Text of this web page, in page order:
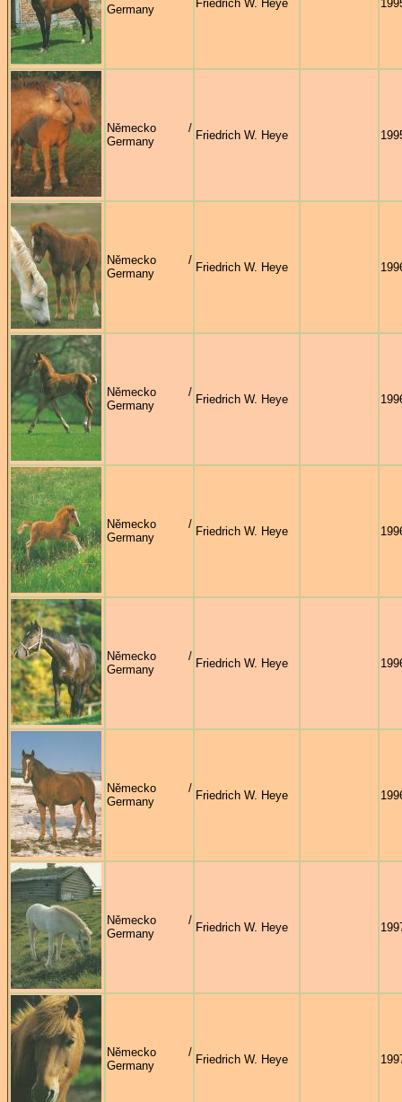
Germany
Friedrich W. Heye
Německo /
Germany
Friedrich W. Heye
Německo /
Germany
Friedrich W. Heye
Německo /
Germany
Friedrich W. Heye
Německo /
Germany
Friedrich W. Heye
Německo /
Germany
Friedrich W. Heye
Německo /
Germany
Friedrich W. Heye
Německo /
Germany
Friedrich W. Heye
Německo /
Germany
Friedrich W. Heye